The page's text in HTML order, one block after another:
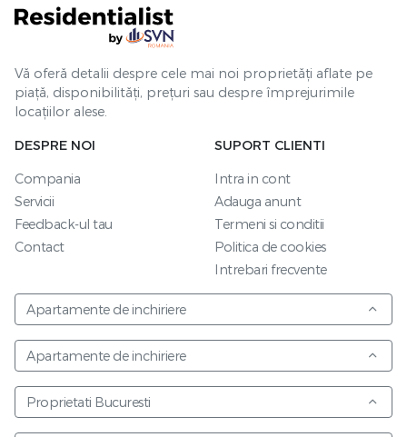
Vă oferă detalii despre cele mai noi proprietăți aflate pe
piață, disponibilități, prețuri sau despre împrejurimile
locațiilor alese.
DESPRE NOI
Compania
Servicii
Feedback-ul tau
Contact
SUPORT CLIENTI
Intra in cont
Adauga anunt
Termeni si conditii
Politica de cookies
Intrebari frecvente
Apartamente de inchiriere
Apartamente de inchiriere
Proprietati Bucuresti